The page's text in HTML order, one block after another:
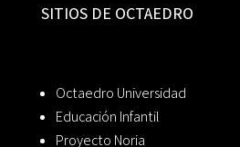
SITIOS DE OCTAEDRO
Octaedro Universidad
Educación Infantil
Proyecto Noria